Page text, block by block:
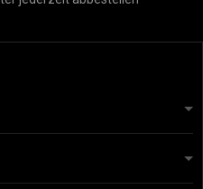
24 Stunden antworten.
und Versand